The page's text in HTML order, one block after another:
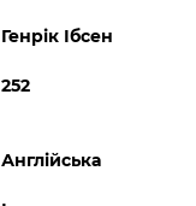
Генрік Ібсен
252
Англійська